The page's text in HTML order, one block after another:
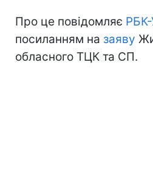
Про це повідомляє РБК-
посиланням на заяву
обласного ТЦК та СП.